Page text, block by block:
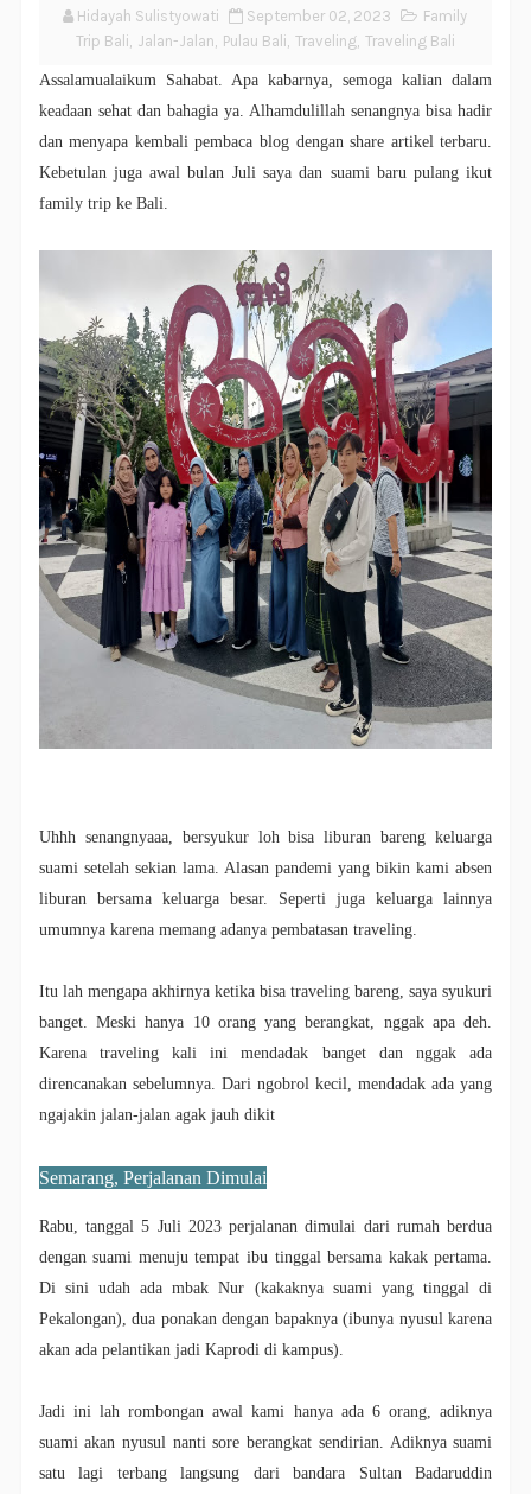
Hidayah Sulistyowati September 02, 2023
Family
Trip Bali, Jalan-Jalan, Pulau Bali, Traveling, Traveling Bali
Assalamualaikum Sahabat. Apa kabarnya, semoga kalian dalam
keadaan sehat dan bahagia ya. Alhamdulillahsenangnya bisa hadir
dan menyapa kembali pembaca blog dengan share artikel terbaru.
Kebetulan juga awal bulan Juli saya dan suami baru pulang ikut
family trip ke Bali.
Uhhh senangnyaaa, bersyukur loh bisa liburan bareng keluarga
suami setelah sekian lama. Alasan pandemi yang bikin kami absen
liburan bersama keluarga besar. Seperti juga keluarga lainnya
umumnya karena memang adanya pembatasan traveling.
Itu lah mengapa akhirnya ketika bisa traveling bareng, saya syukuri
banget. Meski hanya 10 orang yang berangkat, nggak apa deh.
Karena traveling kali ini mendadak banget dan nggak ada
direncanakan sebelumnya. Dari ngobrol kecil, mendadak ada yang
ngajakin jalan-jalan agak jauh dikit
Semarang, Perjalanan Dimulai
Rabu, tanggal 5 Juli 2023 perjalanan dimulai dari rumah berdua
dengan suami menuju tempat ibu tinggal bersama kakak pertama.
Di sini udah ada mbak Nur (kakaknya suami yang tinggal di
Pekalongan), dua ponakan dengan bapaknya (ibunya nyusul karena
akan ada pelantikan jadi Kaprodi di kampus).
Jadi ini lah rombongan awal kami hanya ada 6 orang, adiknya
suami akan nyusul nanti sore berangkat sendirian. Adiknya suami
satu lagi terbang langsung dari bandara Sultan Badaruddin